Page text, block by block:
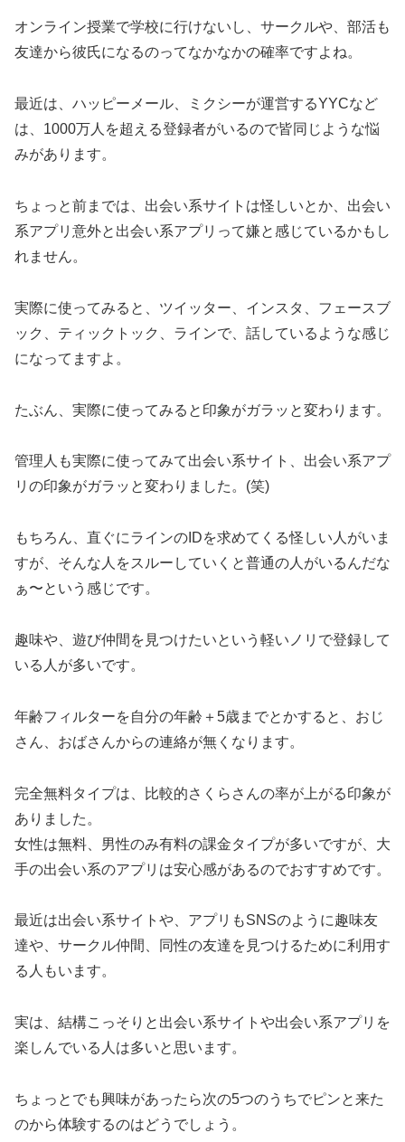
オンライン授業で学校に行けないし、サークルや、部活も
友達から彼氏になるのってなかなかの確率ですよね。
最近は、ハッピーメール、ミクシーが運営するYYCなど
は、1000万人を超える登録者がいるので皆同じような悩
みがあります。
ちょっと前までは、出会い系サイトは怪しいとか、出会い
系アプリ意外と出会い系アプリって嫌と感じているかもし
れません。
実際に使ってみると、ツイッター、インスタ、フェースブ
ック、ティックトック、ラインで、話しているような感じ
になってますよ。
たぶん、実際に使ってみると印象がガラッと変わります。
管理人も実際に使ってみて出会い系サイト、出会い系アプ
リの印象がガラッと変わりました。(笑)
もちろん、直ぐにラインのIDを求めてくる怪しい人がいま
すが、そんな人をスルーしていくと普通の人がいるんだな
ぁ〜という感じです。
趣味や、遊び仲間を見つけたいという軽いノリで登録して
いる人が多いです。
年齢フィルターを自分の年齢＋5歳までとかすると、おじ
さん、おばさんからの連絡が無くなります。
完全無料タイプは、比較的さくらさんの率が上がる印象が
ありました。
女性は無料、男性のみ有料の課金タイプが多いですが、大
手の出会い系のアプリは安心感があるのでおすすめです。
最近は出会い系サイトや、アプリもSNSのように趣味友
達や、サークル仲間、同性の友達を見つけるために利用す
る人もいます。
実は、結構こっそりと出会い系サイトや出会い系アプリを
楽しんでいる人は多いと思います。
ちょっとでも興味があったら次の5つのうちでピンと来た
のから体験するのはどうでしょう。